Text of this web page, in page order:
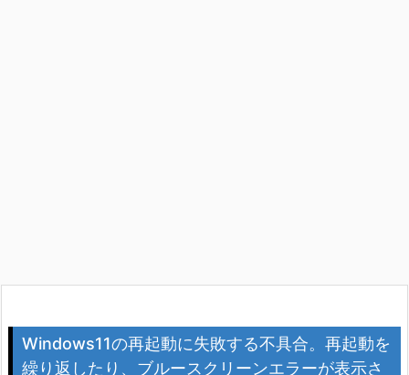
Windows11の再起動に失敗する不具合。再起動を
繰り返したり、ブルースクリーンエラーが表示さ